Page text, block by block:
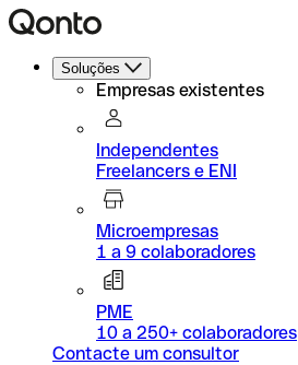
Soluções
Empresas existentes
Independentes
Freelancers e ENI
Microempresas
1 a 9 colaboradores
PME
10 a 250+ colaboradores
Contacte um consultor